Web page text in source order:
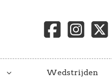
Wedstrijden